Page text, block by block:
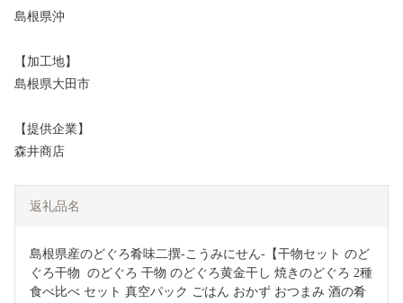
島根県沖
【加工地】
島根県大田市
【提供企業】
森井商店
返礼品名
島根県産のどぐろ肴味二撰-こうみにせん-【干物セット のど
ぐろ干物  のどぐろ 干物 のどぐろ黄金干し 焼きのどぐろ 2種
食べ比べ セット 真空パック ごはん おかず おつまみ 酒の肴